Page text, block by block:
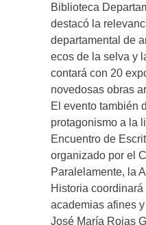
Biblioteca
destacó la
departamental de
ecos de la selva y
contará con 20
novedosas obras
El evento también
protagonismo a la
Encuentro de
organizado por el
Paralelamente, la
Historia
academias afines
José María Rojas